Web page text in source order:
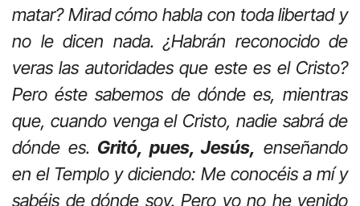
matar? Mirad cómo habla con toda libertad y
no le dicen nada. ¿Habrán reconocido de
veras las autoridades que este es el Cristo?
Pero éste sabemos de dónde es, mientras
que, cuando venga el Cristo, nadie sabrá de
dónde es. Gritó, pues, Jesús, enseñando
en el Templo y diciendo: Me conocéis a mí y
sabéis de dónde soy. Pero yo no he venido